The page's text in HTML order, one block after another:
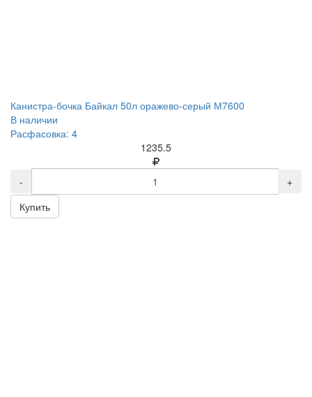
Канистра-бочка Байкал 50л оражево-серый М7600
В наличии
Расфасовка: 4
1235.5
-
+
Купить